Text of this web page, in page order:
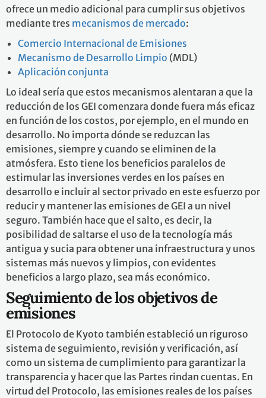
ofrece un medio adicional para cumplir sus objetivos
mediante tres mecanismos de mercado:
Comercio Internacional de Emisiones
Mecanismo de Desarrollo Limpio (MDL)
Aplicación conjunta
Lo ideal sería que estos mecanismos alentaran a que la
reducción de los GEI comenzara donde fuera más eficaz
en función de los costos, por ejemplo, en el mundo en
desarrollo. No importa dónde se reduzcan las
emisiones, siempre y cuando se eliminen de la
atmósfera. Esto tiene los beneficios paralelos de
estimular las inversiones verdes en los países en
desarrollo e incluir al sector privado en este esfuerzo por
reducir y mantener las emisiones de GEI a un nivel
seguro. También hace que el salto, es decir, la
posibilidad de saltarse el uso de la tecnología más
antigua y sucia para obtener una infraestructura y unos
sistemas más nuevos y limpios, con evidentes
beneficios a largo plazo, sea más económico.
Seguimiento de los objetivos de
emisiones
El Protocolo de Kyoto también estableció un riguroso
sistema de seguimiento, revisión y verificación, así
como un sistema de cumplimiento para garantizar la
transparencia y hacer que las Partes rindan cuentas. En
virtud del Protocolo, las emisiones reales de los países